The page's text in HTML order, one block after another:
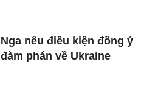
Nga nêu điều kiện đồng ý
đàm phán về Ukraine